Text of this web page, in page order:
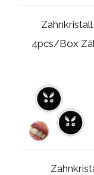
4pcs/Box